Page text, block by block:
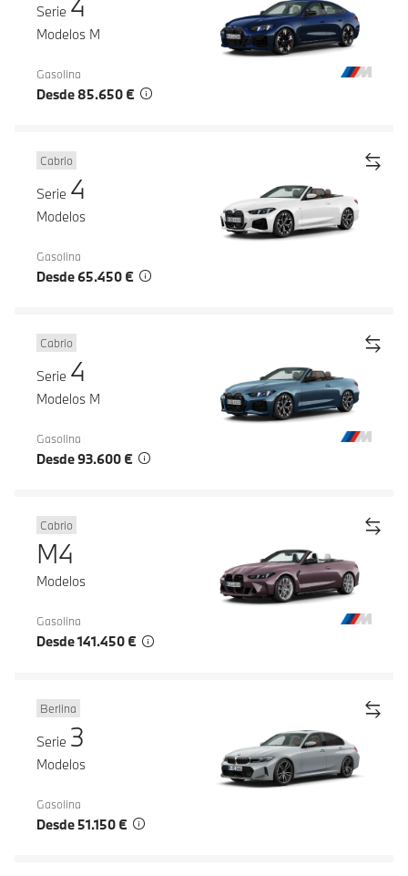
Serie
Modelos M
Gasolina
Desde 85.650 €
Cabrio
Serie 4
Modelos
Gasolina
Desde 65.450 €
Cabrio
Serie 4
Modelos M
Gasolina
Desde 93.600 €
Cabrio
M4
Modelos
Gasolina
Desde 141.450 €
Berlina
Serie 3
Modelos
Gasolina
Desde 51.150 €